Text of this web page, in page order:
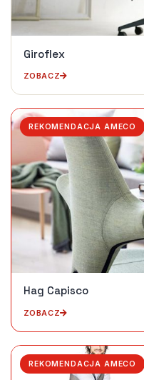
Giroflex
ZOBACZ
REKOMENDACJA AMECO
Hag Capisco
ZOBACZ
REKOMENDACJA AMECO